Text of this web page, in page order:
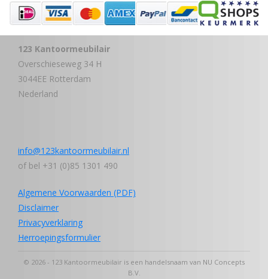
123 Kantoormeubilair
Overschieseweg 34 H
3044EE Rotterdam
Nederland
info@123kantoormeubilair.nl
of bel +31 (0)85 1301 490
Algemene Voorwaarden (PDF)
Disclaimer
Privacyverklaring
Herroepingsformulier
© 2026 - 123 Kantoormeubilair is een handelsnaam van NU Concepts
B.V.